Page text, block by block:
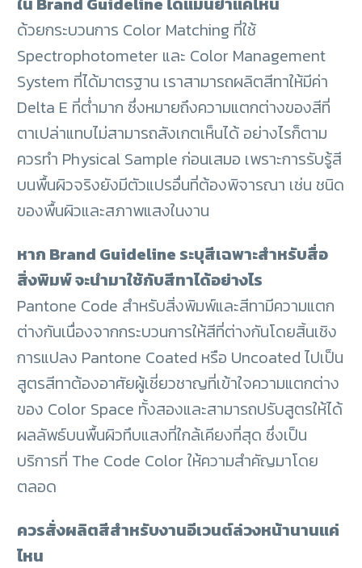
ด้วยกระบวนการ Color Matching ที่ใช้
Spectrophotometer และ Color Management
System ที่ได้มาตรฐาน เราสามารถผลิตสีทาให้มีค่า
Delta E ที่ต่ำมาก ซึ่งหมายถึงความแตกต่างของสีที่
ตาเปล่าแทบไม่สามารถสังเกตเห็นได้ อย่างไรก็ตาม
ควรทำ Physical Sample ก่อนเสมอ เพราะการรับรู้สี
บนพื้นผิวจริงยังมีตัวแปรอื่นที่ต้องพิจารณา เช่น ชนิด
ของพื้นผิวและสภาพแสงในงาน
หาก Brand Guideline ระบุสีเฉพาะสำหรับสื่อ
สิ่งพิมพ์ จะนำมาใช้กับสีทาได้อย่างไร
Pantone Code สำหรับสิ่งพิมพ์และสีทามีความแตก
ต่างกันเนื่องจากกระบวนการให้สีที่ต่างกันโดยสิ้นเชิง
การแปลง Pantone Coated หรือ Uncoated ไปเป็น
สูตรสีทาต้องอาศัยผู้เชี่ยวชาญที่เข้าใจความแตกต่าง
ของ Color Space ทั้งสองและสามารถปรับสูตรให้ได้
ผลลัพธ์บนพื้นผิวทึบแสงที่ใกล้เคียงที่สุด ซึ่งเป็น
บริการที่ The Code Color ให้ความสำคัญมาโดย
ตลอด
ควรสั่งผลิตสีสำหรับงานอีเวนต์ล่วงหน้านานแค่
ไหน